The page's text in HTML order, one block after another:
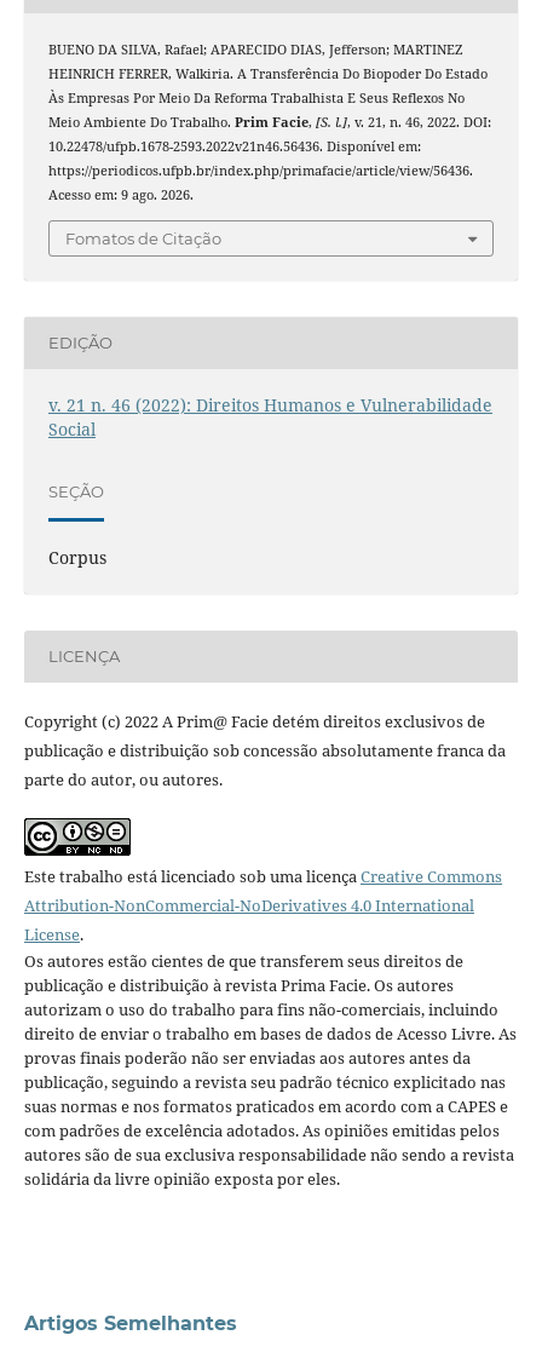
BUENO DA SILVA, Rafael; APARECIDO DIAS, Jefferson; MARTINEZ
HEINRICH FERRER, Walkiria. A Transferência Do Biopoder Do Estado
Às Empresas Por Meio Da Reforma Trabalhista E Seus Reflexos No
Meio Ambiente Do Trabalho. Prim Facie, [S. l.], v. 21, n. 46, 2022. DOI:
10.22478/ufpb.1678-2593.2022v21n46.56436. Disponível em:
https://periodicos.ufpb.br/index.php/primafacie/article/view/56436.
Acesso em: 9 ago. 2026.
Fomatos de Citação
EDIÇÃO
v. 21 n. 46 (2022): Direitos Humanos e Vulnerabilidade
Social
SEÇÃO
Corpus
LICENÇA
Copyright (c) 2022 A Prim@ Facie detém direitos exclusivos de
publicação e distribuição sob concessão absolutamente franca da
parte do autor, ou autores.
Este trabalho está licenciado sob uma licençaCreative Commons
Attribution-NonCommercial-NoDerivatives 4.0 International
License.
Os autores estão cientes de que transferem seus direitos de
publicação e distribuição à revista Prima Facie. Os autores
autorizam o uso do trabalho para fins não-comerciais, incluindo
direito de enviar o trabalho em bases de dados de Acesso Livre. As
provas finais poderão não ser enviadas aos autores antes da
publicação, seguindo a revista seu padrão técnico explicitado nas
suas normas e nos formatos praticados em acordo com a CAPES e
com padrões de excelência adotados. As opiniões emitidas pelos
autores são de sua exclusiva responsabilidade não sendo a revista
solidária da livre opinião exposta por eles.
Artigos Semelhantes